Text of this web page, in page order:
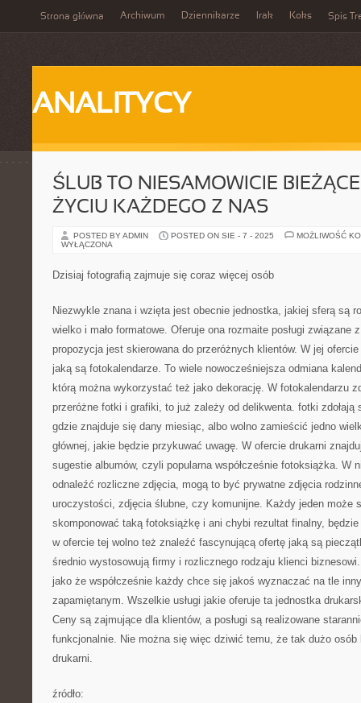
Strona główna Archiwum Dziennikarze Irak Koks Spis
ANALITYCY
ŚLUB TO NIESAMOWICIE
ŻYCIU KAŻDEGO Z NAS
POSTED BY ADMIN POSTED ON SIE - 7 - 2025
MOŻLIWOŚĆ
WYŁĄCZONA
Dzisiaj fotografią zajmuje się coraz więcej osób
Niezwykle znana i wzięta jest obecnie jednostka, jakiej sferą są
wielko i mało formatowe. Oferuje ona rozmaite posługi związane
propozycja jest skierowana do przeróżnych klientów. W jej
jaką są fotokalendarze. To wiele nowocześniejsza odmiana
którą można wykorzystać też jako dekorację. W fotokalendarzu
przeróżne fotki i grafiki, to już zależy od delikwenta. fotki zdołają
gdzie znajduje się dany miesiąc, albo wolno zamieścić jedno
głównej, jakie będzie przykuwać uwagę. W ofercie drukarni
sugestie albumów, czyli popularna współcześnie fotoksiążka. W
odnaleźć rozliczne zdjęcia, mogą to być prywatne zdjęcia
uroczystości, zdjęcia ślubne, czy komunijne. Każdy jeden może
skomponować taką fotoksiążkę i ani chybi rezultat finalny, będzie
w ofercie tej wolno też znaleźć fascynującą ofertę jaką są
średnio wystosowują firmy i rozlicznego rodzaju klienci
jako że współcześnie każdy chce się jakoś wyznaczać na tle
zapamiętanym. Wszelkie usługi jakie oferuje ta jednostka
Ceny są zajmujące dla klientów, a posługi są realizowane
funkcjonalnie. Nie można się więc dziwić temu, że tak dużo
drukarni.
źródło: